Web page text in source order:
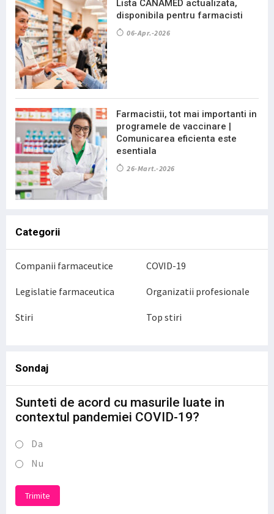
Lista CANAMED actualizata,
disponibila pentru farmacisti
06-Apr.-2026
Farmacistii, tot mai importanti in
programele de vaccinare |
Comunicarea eficienta este
esentiala
26-Mart.-2026
Categorii
Companii farmaceutice COVID-19
Legislatie farmaceutica Organizatii profesionale
Stiri Top stiri
Sondaj
Sunteti de acord cu masurile luate in
contextul pandemiei COVID-19?
Da
Nu
Trimite